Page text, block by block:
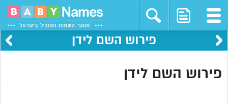
פירוש השם לידן
פירוש השם לידן